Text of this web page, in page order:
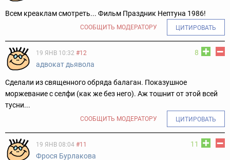
Всем креаклам смотреть... Фильм Праздник Нептуна 1986!
СООБЩИТЬ МОДЕРАТОРУ ЦИТИРОВАТЬ
8
19 ЯНВ 10:32 #12
адвокат дьявола
Сделали из священного обряда балаган. Показушное
моржевание с селфи (как же без него). Аж тошнит от этой всей
тусни...
СООБЩИТЬ МОДЕРАТОРУ ЦИТИРОВАТЬ
11
19 ЯНВ 08:04 #11
Фрося Бурлакова